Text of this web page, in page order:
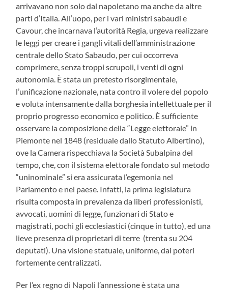
arrivavano non solo dal napoletano ma anche da altre
parti d’Italia. All’uopo, per i vari ministri sabaudi e
Cavour, che incarnava l’autorità Regia, urgeva realizzare
le leggi per creare i gangli vitali dell’amministrazione
centrale dello Stato Sabaudo, per cui occorreva
comprimere, senza troppi scrupoli, i venti di ogni
autonomia. È stata un pretesto risorgimentale,
l’unificazione nazionale, nata contro il volere del popolo
e voluta intensamente dalla borghesia intellettuale per il
proprio progresso economico e politico. È sufficiente
osservare la composizione della “Legge elettorale” in
Piemonte nel 1848 (residuale dallo Statuto Albertino),
ove la Camera rispecchiava la Società Subalpina del
tempo, che, con il sistema elettorale fondato sul metodo
“uninominale” si era assicurata l’egemonia nel
Parlamento e nel paese. Infatti, la prima legislatura
risulta composta in prevalenza da liberi professionisti,
avvocati, uomini di legge, funzionari di Stato e
magistrati, pochi gli ecclesiastici (cinque in tutto), ed una
lieve presenza di proprietari di terre (trenta su 204
deputati). Una visione statuale, uniforme, dai poteri
fortemente centralizzati.
Per l’ex regno di Napoli l’annessione è stata una